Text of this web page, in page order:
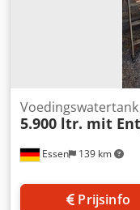
Essen 139 km
Voedingswatertank
5.900 ltr. mit
Prijsinfo